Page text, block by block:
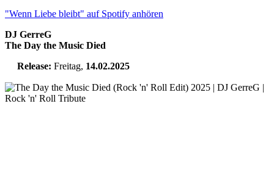
"Wenn Liebe bleibt" auf Spotify anhören
DJ GerreG
The Day the Music Died
Release: Freitag, 14.02.2025